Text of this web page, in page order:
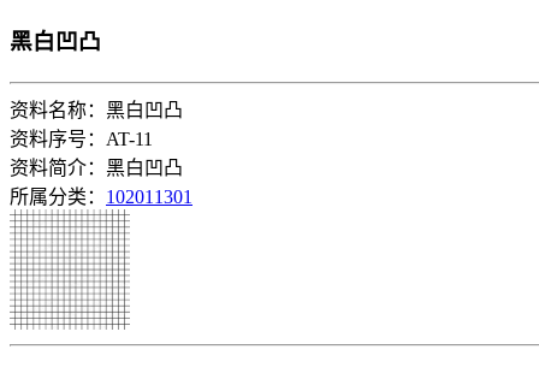
黑白凹凸
资料名称：黑白凹凸
资料序号：AT-11
资料简介：黑白凹凸
所属分类： 102011301